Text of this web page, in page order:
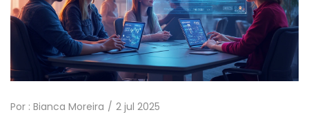
Por : Bianca Moreira 2 jul 2025